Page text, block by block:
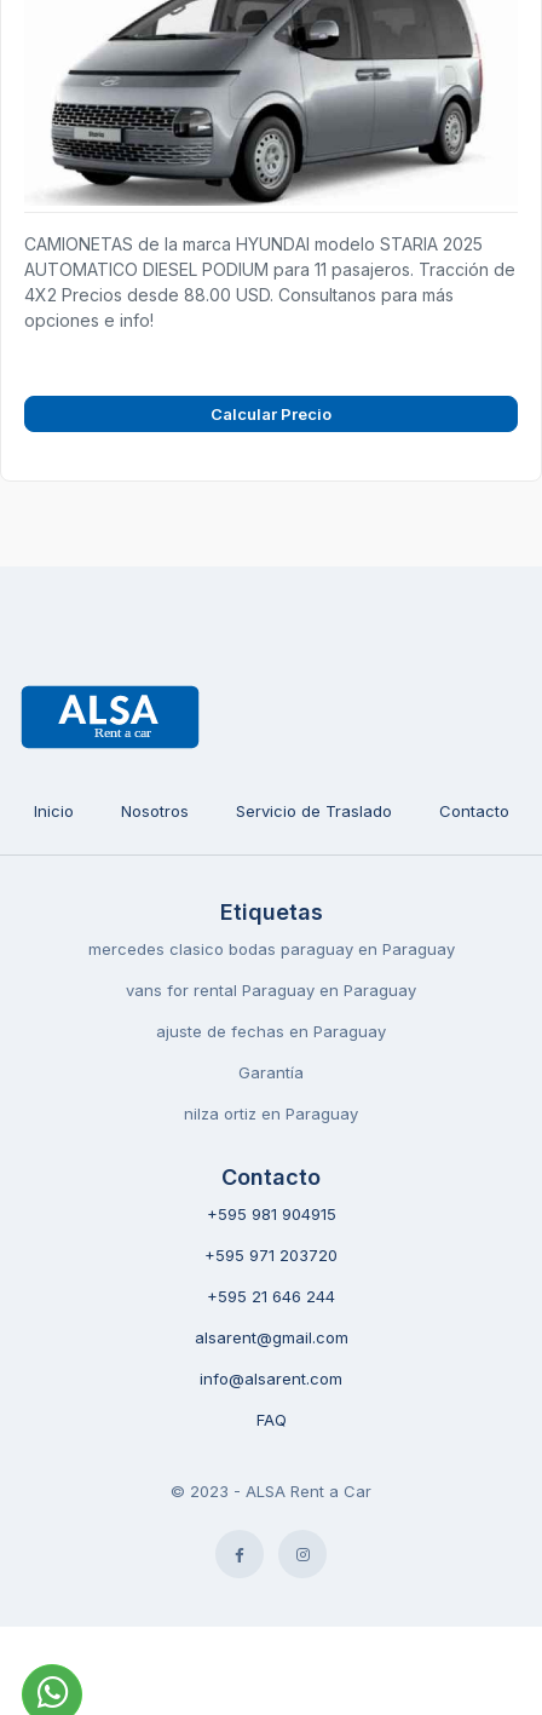
CAMIONETAS de la marca HYUNDAI modelo STARIA 2025
AUTOMATICO DIESEL PODIUM para 11 pasajeros. Tracción de
4X2 Precios desde 88.00 USD. Consultanos para más
opciones e info!
Calcular Precio
Inicio Nosotros Servicio de Traslado Contacto
Etiquetas
mercedes clasico bodas paraguay en Paraguay
vans for rental Paraguay en Paraguay
ajuste de fechas en Paraguay
Garantía
nilza ortiz en Paraguay
Contacto
+595 981 904915
+595 971 203720
+595 21 646 244
alsarent@gmail.com
info@alsarent.com
FAQ
© 2023 - ALSA Rent a Car